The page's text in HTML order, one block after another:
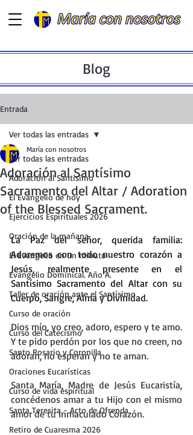
Blog
Entrada
Ver todas las entradas
Adoración al Santísimo
El Evangelio de hoy
Ejercicios Espirituales 2026
Oración de la mañana
El Evangelio en un minuto
Evangelio Dominical. Año A.
Taller de oración ante el Santísimo
Curso de oración
Curso del Catecismo
Santo Rosario y Coronilla
Oraciones Eucarísticas
Curso de vida espiritual
Santa Teresita - Acto de Ofrenda
Retiro de Cuaresma 2026
Ver todas las entradas
Adoración al Santísimo
Sacramento del Altar / Adoration
of the Blessed Sacrament.
María con nosotros
La Paz del señor, querida familia:
Adoremos con todo nuestro corazón a
Jesús, realmente presente en el
Santísimo Sacramento del Altar con su
Cuerpo, Sangre, Alma y Divinidad.
Dios mío, yo creo, adoro, espero y te amo.
Y te pido perdón por los que no creen, no
adoran, no esperan y no te aman.
Santa María, Madre de Jesús Eucaristía,
concédenos amar a tu Hijo con el mismo
amor de tu Inmaculado Corazón.